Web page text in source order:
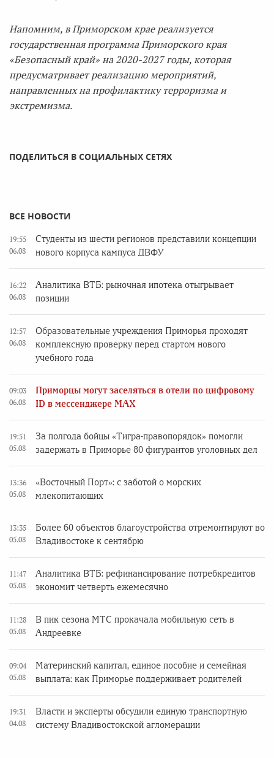
Напомним, в Приморском крае реализуется
государственная программа Приморского края
«Безопасный край» на 2020-2027 годы, которая
предусматривает реализацию мероприятий,
направленных на профилактику терроризма и
экстремизма.
ПОДЕЛИТЬСЯ В СОЦИАЛЬНЫХ СЕТЯХ
ВСЕ НОВОСТИ
19:55
06.08
Студенты из шести регионов представили концепции
нового корпуса кампуса ДВФУ
16:22
06.08
Аналитика ВТБ: рыночная ипотека отыгрывает
позиции
12:57
06.08
Образовательные учреждения Приморья проходят
комплексную проверку перед стартом нового
учебного года
09:03
06.08
Приморцы могут заселяться в отели по цифровому
ID в мессенджере MAX
19:51
05.08
За полгода бойцы «Тигра-правопорядок» помогли
задержать в Приморье 80 фигурантов уголовных дел
13:36
05.08
«Восточный Порт»: с заботой о морских
млекопитающих
13:35
05.08
Более 60 объектов благоустройства отремонтируют во
Владивостоке к сентябрю
11:47
05.08
Аналитика ВТБ: рефинансирование потребкредитов
экономит четверть ежемесячно
11:28
05.08
В пик сезона МТС прокачала мобильную сеть в
Андреевке
09:04
05.08
Материнский капитал, единое пособие и семейная
выплата: как Приморье поддерживает родителей
19:31
04.08
Власти и эксперты обсудили единую транспортную
систему Владивостокской агломерации